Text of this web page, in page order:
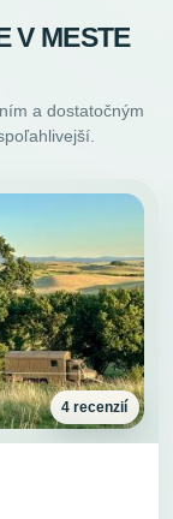
V MESTE
a dostatočným
4 recenzií